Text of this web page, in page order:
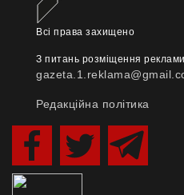
Всі права захищено
З питань розміщення
Редакційна політика